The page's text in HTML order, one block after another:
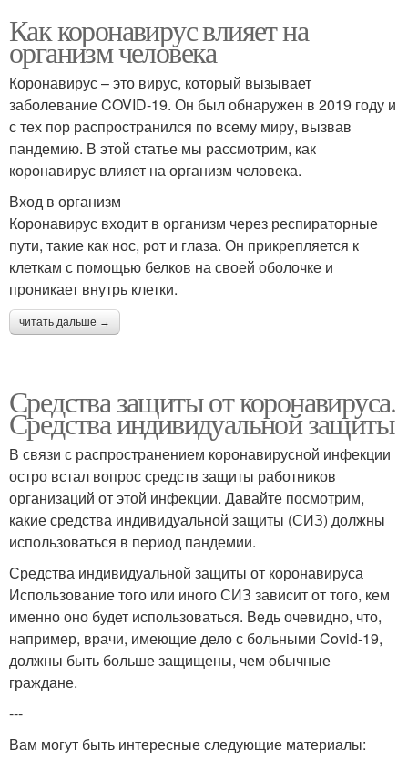
Как коронавирус влияет на
организм человека
Коронавирус – это вирус, который вызывает
заболевание COVID-19. Он был обнаружен в 2019 году и
с тех пор распространился по всему миру, вызвав
пандемию. В этой статье мы рассмотрим, как
коронавирус влияет на организм человека.
Вход в организм
Коронавирус входит в организм через респираторные
пути, такие как нос, рот и глаза. Он прикрепляется к
клеткам с помощью белков на своей оболочке и
проникает внутрь клетки.
читать дальше →
Средства защиты от коронавируса.
Средства индивидуальной защиты
В связи с распространением коронавирусной инфекции
остро встал вопрос средств защиты работников
организаций от этой инфекции. Давайте посмотрим,
какие средства индивидуальной защиты (СИЗ) должны
использоваться в период пандемии.
Средства индивидуальной защиты от коронавируса
Использование того или иного СИЗ зависит от того, кем
именно оно будет использоваться. Ведь очевидно, что,
например, врачи, имеющие дело с больными Covid-19,
должны быть больше защищены, чем обычные
граждане.
---
Вам могут быть интересные следующие материалы: